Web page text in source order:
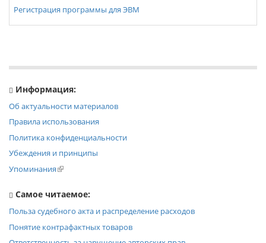
Регистрация программы для ЭВМ
Информация:
Об актуальности материалов
Правила использования
Политика конфиденциальности
Убеждения и принципы
Упоминания
Самое читаемое:
Польза судебного акта и распределение расходов
Понятие контрафактных товаров